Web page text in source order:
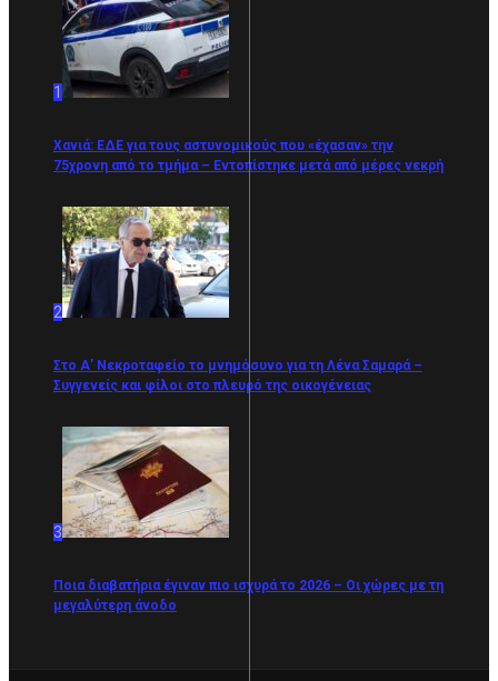
1
Χανιά: ΕΔΕ για τους αστυνομικούς που «έχασαν» την
75χρονη από το τμήμα – Εντοπίστηκε μετά από μέρες νεκρή
2
Στο Α’ Νεκροταφείο το μνημόσυνο για τη Λένα Σαμαρά –
Συγγενείς και φίλοι στο πλευρό της οικογένειας
3
Ποια διαβατήρια έγιναν πιο ισχυρά το 2026 – Οι χώρες με τη
μεγαλύτερη άνοδο